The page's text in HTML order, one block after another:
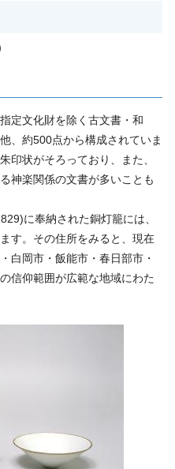
定文化財を除く古文書・和
、約500点から構成されていま
印状がそろっており、また、
神楽関係の文書が多いことも
に奉納された銅灯籠には、
す。その住所をみると、現在
白岡市・飯能市・春日部市・
信仰範囲が広範な地域にわた